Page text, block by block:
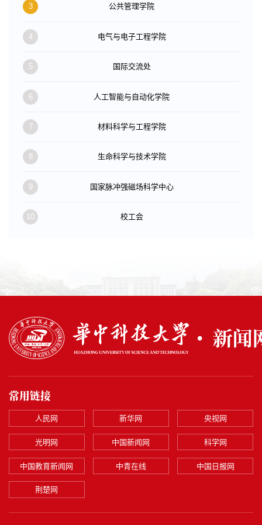
3 公共管理学院
4 电气与电子工程学院
5 国际交流处
6 人工智能与自动化学院
7 材料科学与工程学院
8 生命科学与技术学院
9 国家脉冲强磁场科学中心
10 校工会
常用链接
人民网 新华网 央视网
光明网 中国新闻网 科学网
中国教育新闻网 中青在线 中国日报网
荆楚网